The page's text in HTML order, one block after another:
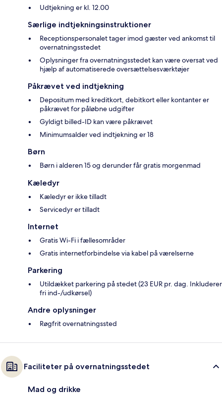
Udtjekning er kl. 12.00
Særlige indtjekningsinstruktioner
Receptionspersonalet tager imod gæster ved ankomst til
overnatningsstedet
Oplysninger fra overnatningsstedet kan være oversat ved
hjælp af automatiserede oversættelsesværktøjer
Påkrævet ved indtjekning
Depositum med kreditkort, debitkort eller kontanter er
påkrævet for påløbne udgifter
Gyldigt billed-ID kan være påkrævet
Minimumsalder ved indtjekning er 18
Børn
Børn i alderen 15 og derunder får gratis morgenmad
Kæledyr
Kæledyr er ikke tilladt
Servicedyr er tilladt
Internet
Gratis Wi-Fi i fællesområder
Gratis internetforbindelse via kabel på værelserne
Parkering
Utildækket parkering på stedet (23 EUR pr. dag. Inkluderer
fri ind-/udkørsel)
Andre oplysninger
Røgfrit overnatningssted
Faciliteter på overnatningsstedet
Mad og drikke